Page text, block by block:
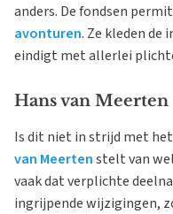
anders. De fondsen
avonturen. Ze kleden de
eindigt met allerlei
Hans van Meerten
Is dit niet in strijd met
van Meertenstelt van
vaak dat verplichte
ingrijpende wijzigingen,